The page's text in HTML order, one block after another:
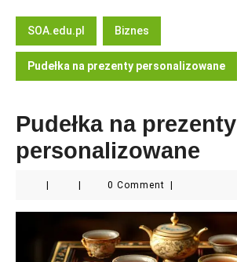
Button
SOA.edu.pl Biznes
Pudełka na prezenty personalizowane
Pudełka na prezenty
personalizowane
0 Comment